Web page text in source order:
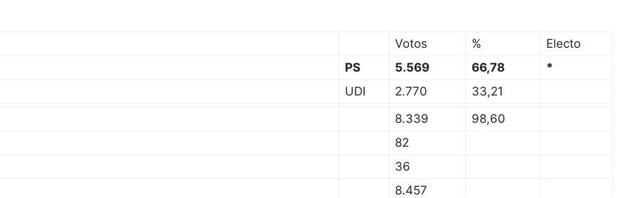
Votos %
Electo
PS 5.569 66,78
*
UDI 2.770
33,21
8.339
98,60
82
36
8.457